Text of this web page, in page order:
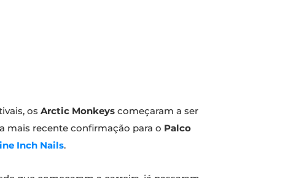
os Arctic Monkeys começaram a ser
mais recente confirmação para o Palco
Inch Nails.